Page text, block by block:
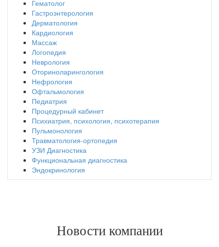
Гематолог
Гастроэнтерология
Дерматология
Кардиология
Массаж
Логопедия
Неврология
Оториноларингология
Нефрология
Офтальмология
Педиатрия
Процедурный кабинет
Психиатрия, психология, психотерапия
Пульмонология
Травматология-ортопедия
УЗИ Диагностика
Функциональная диагностика
Эндокринология
Новости компании